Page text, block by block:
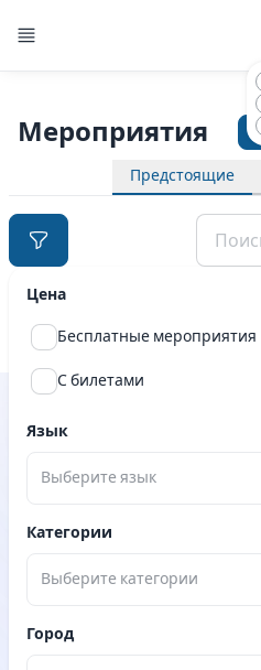
Мероприятия
Предстоящие
Цена
Бесплатные мероприятия
С билетами
Язык
Выберите язык
Категории
Выберите категории
Город
Поиск